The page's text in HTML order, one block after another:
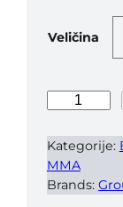
Veličina
s
h
G
u
Kategorije:
MMA
Brands: